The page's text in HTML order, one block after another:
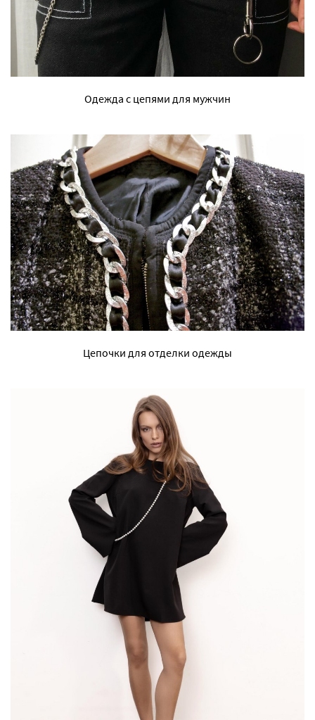
Одежда с цепями для мужчин
Цепочки для отделки одежды